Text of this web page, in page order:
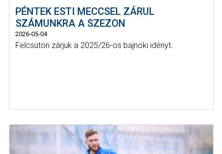
PÉNTEK ESTI MECCSEL ZÁRUL
SZÁMUNKRA A SZEZON
2026-05-04
Felcsúton zárjuk a 2025/26-os bajnoki idényt.